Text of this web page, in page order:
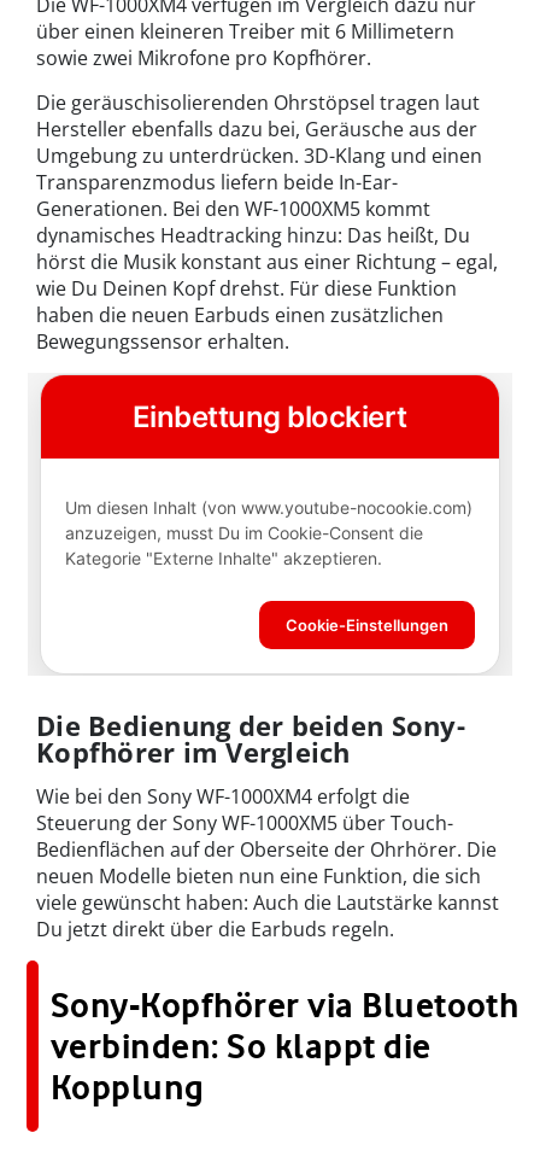
über einen kleineren Treiber mit 6 Millimetern
sowie zwei Mikrofone pro Kopfhörer.
Die geräuschisolierenden Ohrstöpsel tragen laut
Hersteller ebenfalls dazu bei, Geräusche aus der
Umgebung zu unterdrücken. 3D-Klang und einen
Transparenzmodus liefern beide In-Ear-
Generationen. Bei den WF-1000XM5 kommt
dynamisches Headtracking hinzu: Das heißt, Du
hörst die Musik konstant aus einer Richtung – egal,
wie Du Deinen Kopf drehst. Für diese Funktion
haben die neuen Earbuds einen zusätzlichen
Bewegungssensor erhalten.
Die Bedienung der beiden Sony-
Kopfhörer im Vergleich
Wie bei den Sony WF-1000XM4 erfolgt die
Steuerung der Sony WF-1000XM5 über Touch-
Bedienflächen auf der Oberseite der Ohrhörer. Die
neuen Modelle bieten nun eine Funktion, die sich
viele gewünscht haben: Auch die Lautstärke kannst
Du jetzt direkt über die Earbuds regeln.
Sony-Kopfhörer via Bluetooth
verbinden: So klappt die
Kopplung